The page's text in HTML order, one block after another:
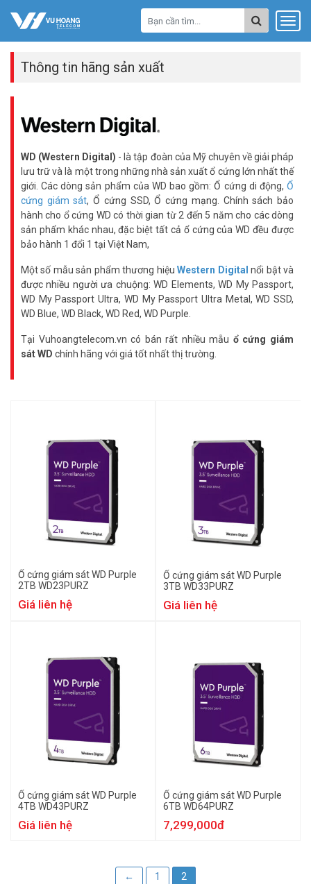
Thông tin hãng sản xuất
WD (Western Digital) - là tập đoàn của Mỹ chuyên về giải pháp
lưu trữ và là một trong những nhà sản xuất ổ cứng lớn nhất thế
giới. Các dòng sản phẩm của WD bao gồm: Ổ cứng di động, Ổ
cứng giám sát, Ổ cứng SSD, Ổ cứng mạng. Chính sách bảo
hành cho ổ cứng WD có thời gian từ 2 đến 5 năm cho các dòng
sản phẩm khác nhau, đặc biệt tất cả ổ cứng của WD đều được
bảo hành 1 đổi 1 tại Việt Nam,
Một số mẫu sản phẩm thương hiệuWestern Digital nổi bật và
được nhiều người ưa chuộng: WD Elements, WD My Passport,
WD My Passport Ultra, WD My Passport Ultra Metal, WD SSD,
WD Blue, WD Black, WD Red, WD Purple.
Tại Vuhoangtelecom.vn có bán rất nhiều mẫu ổ cứng giám
sát WD chính hãng với giá tốt nhất thị trường.
Ổ cứng giám sát WD Purple
2TB WD23PURZ
Giá liên hệ
Ổ cứng giám sát WD Purple
3TB WD33PURZ
Giá liên hệ
Ổ cứng giám sát WD Purple
4TB WD43PURZ
Giá liên hệ
Ổ cứng giám sát WD Purple
6TB WD64PURZ
7,299,000đ
← 1 2